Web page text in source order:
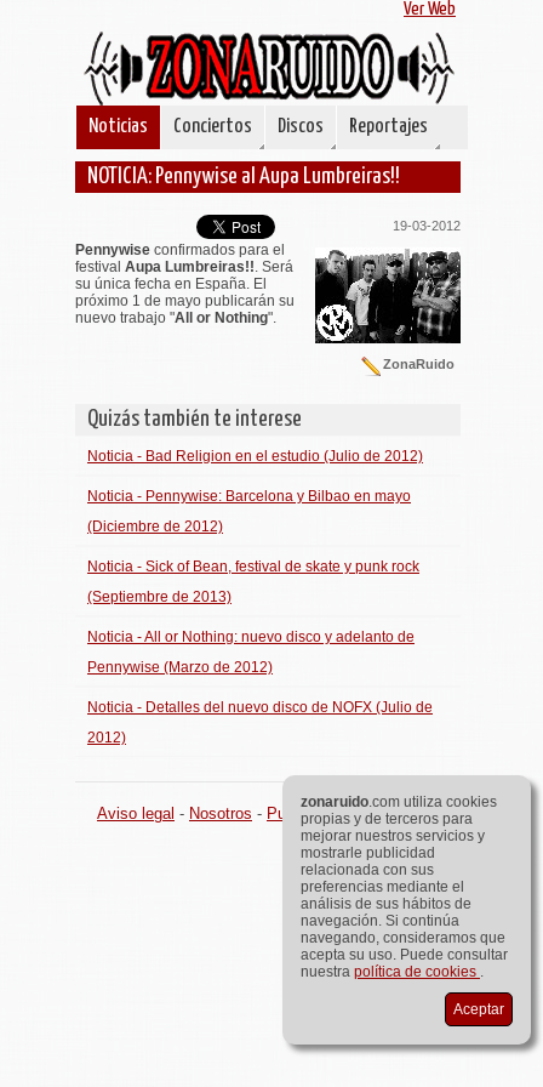
Ver Web
Noticias Conciertos Discos Reportajes
NOTICIA: Pennywise al Aupa Lumbreiras!!
19-03-2012
Pennywise confirmados para el
festival Aupa Lumbreiras!! . Será
su única fecha en España. El
próximo 1 de mayo publicarán su
nuevo trabajo "All or Nothing".
ZonaRuido
Quizás también te interese
Noticia - Bad Religion en el estudio (Julio de 2012)
Noticia - Pennywise: Barcelona y Bilbao en mayo
(Diciembre de 2012)
Noticia - Sick of Bean, festival de skate y punk rock
(Septiembre de 2013)
Noticia - All or Nothing: nuevo disco y adelanto de
Pennywise (Marzo de 2012)
Noticia - Detalles del nuevo disco de NOFX (Julio de
2012)
Aviso legal - Nosotros - Publicidad ©zonaruido.com
zonaruido.com utiliza cookies
propias y de terceros para
mejorar nuestros servicios y
mostrarle publicidad
relacionada con sus
preferencias mediante el
análisis de sus hábitos de
navegación. Si continúa
navegando, consideramos que
acepta su uso. Puede consultar
nuestra política de cookies .
Aceptar